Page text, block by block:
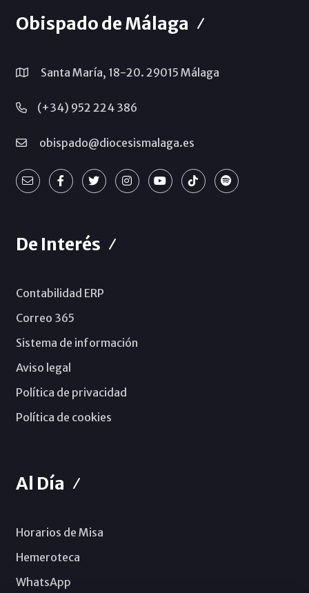
Obispado de Málaga
Santa María, 18-20. 29015 Málaga
(+34) 952 224 386
obispado@diocesismalaga.es
De Interés
Contabilidad ERP
Correo 365
Sistema de información
Aviso legal
Política de privacidad
Política de cookies
Al Día
Horarios de Misa
Hemeroteca
WhatsApp